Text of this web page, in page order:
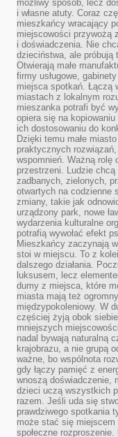
możliwy sposób, lecz
i własne atuty. Coraz
mieszkańcy wracający
miejscowości przywożą
i doświadczenia. Nie
dzieciństwa, ale próbują
Otwierają małe
firmy usługowe,
miejsca spotkań. Łączą
miastach z lokalnym
mieszanka potrafi być
opiera się na
ich dostosowaniu do
Dzięki temu małe
praktycznych
wspomnień. Ważną rolę
przestrzeni. Ludzie
zadbanych, zielonych,
otwartych na codzienne
zmiany, takie jak
urządzony park, nowe
wydarzenia kulturalne
potrafią wywołać efekt
Mieszkańcy zaczynają
stoi w miejscu. To z
dalszego działania.
luksusem, lecz
dumy z miejsca, które
miasta mają też
międzypokoleniowy. W
częściej żyją obok
mniejszych
nadal bywają naturalną
krajobrazu, a nie grupą
ważne, bo wspólnota
gdy łączy pamięć z
wnoszą doświadczenie,
dzieci uczą wszystkich
razem. Jeśli uda się
prawdziwego spotkania
może stać się miejscem
społeczne